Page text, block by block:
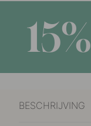
15%
BESCHRIJVING